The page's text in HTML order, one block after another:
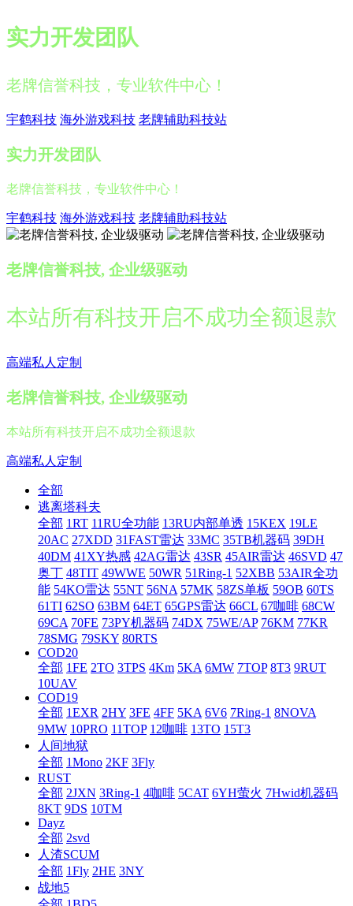
实力开发团队
老牌信誉科技，专业软件中心！
宇鹤科技 海外游戏科技 老牌辅助科技站
实力开发团队
老牌信誉科技，专业软件中心！
宇鹤科技 海外游戏科技 老牌辅助科技站
老牌信誉科技, 企业级驱动
本站所有科技开启不成功全额退款
高端私人定制
老牌信誉科技, 企业级驱动
本站所有科技开启不成功全额退款
高端私人定制
全部
逃离塔科夫
全部 1RT 11RU全功能 13RU内部单透 15KEX 19LE
20AC 27XDD 31FAST雷达 33MC 35TB机器码 39DH
40DM 41XY热感 42AG雷达 43SR 45AIR雷达 46SVD 47
奥丁 48TIT 49WWE 50WR 51Ring-1 52XBB 53AIR全功
能 54KO雷达 55NT 56NA 57MK 58ZS单板 59OB 60TS
61TI 62SO 63BM 64ET 65GPS雷达 66CL 67咖啡 68CW
69CA 70FE 73PY机器码 74DX 75WE/AP 76KM 77KR
78SMG 79SKY 80RTS
COD20
全部 1FE 2TO 3TPS 4Km 5KA 6MW 7TOP 8T3 9RUT
10UAV
COD19
全部 1EXR 2HY 3FE 4FF 5KA 6V6 7Ring-1 8NOVA
9MW 10PRO 11TOP 12咖啡 13TO 15T3
人间地狱
全部 1Mono 2KF 3Fly
RUST
全部 2JXN 3Ring-1 4咖啡 5CAT 6YH萤火 7Hwid机器码
8KT 9DS 10TM
Dayz
全部 2svd
人渣SCUM
全部 1Fly 2HE 3NY
战地5